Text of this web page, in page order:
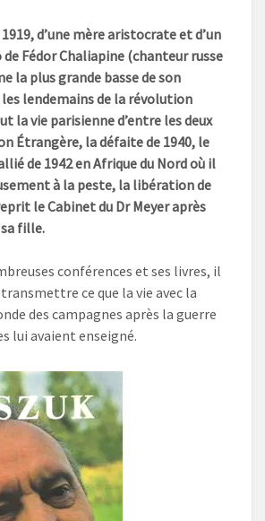
d’une mère aristocrate et d’un
Fédor Chaliapine (chanteur russe
la plus grande basse de son
lendemains de la révolution
la vie parisienne d’entre les deux
Étrangère, la défaite de 1940, le
de 1942 en Afrique du Nord où il
à la peste, la libération de
le Cabinet du Dr Meyer après
fille.
conférences et ses livres, il
ce que la vie avec la
des campagnes après la guerre
lui avaient enseigné.